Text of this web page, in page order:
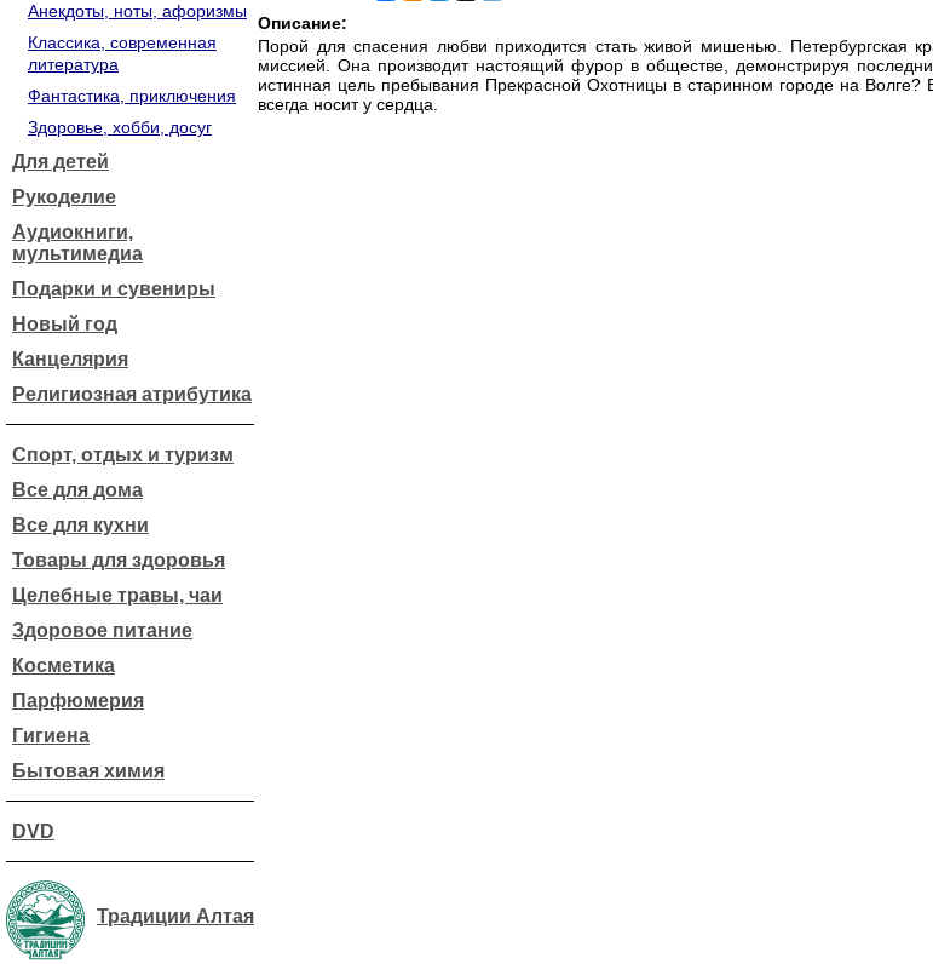
Анекдоты, ноты, афоризмы
Классика, современная
литература
Фантастика, приключения
Здоровье, хобби, досуг
Для детей
Рукоделие
Аудиокниги,
мультимедиа
Подарки и сувениры
Новый год
Канцелярия
Религиозная атрибутика
Спорт, отдых и туризм
Все для дома
Все для кухни
Товары для здоровья
Целебные травы, чаи
Здоровое питание
Косметика
Парфюмерия
Гигиена
Бытовая химия
DVD
Традиции Алтая
Описание:
Порой для спасения любви приходится стать живой мишенью. Петербургская
миссией. Она производит настоящий фурор в обществе, демонстрируя
истинная цель пребывания Прекрасной Охотницы в старинном городе на
всегда носит у сердца.